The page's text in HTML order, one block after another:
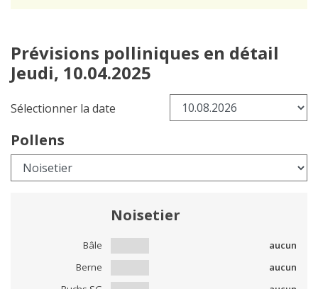
Prévisions polliniques en détail
Jeudi, 10.04.2025
Sélectionner la date
Pollens
Noisetier
Bâle
aucun
Berne
aucun